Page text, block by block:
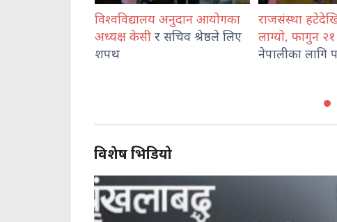
विश्वविद्यालय अनुदान आयोगका
र सचिव श्रेष्ठले लिए
राजसंस्था हटेदेखि नेपाललाई दशा
लाग्यो, फागुन २१ को चुनाव
नेपालीका लागि पासो : दुर्गा प्रसाई
विशेष भिडियो